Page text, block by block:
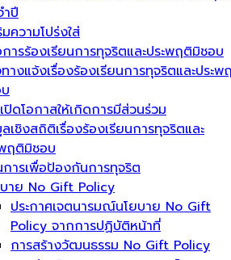
ำปี
ความโปร่งใส่
ารร้องเรียนการทุจริตและประพฤติมิชอบ
างแจ้งเรื่องร้องเรียนการทุจริตและประพ
ปิดโอกาสให้เกิดการมีส่วนร่วม
เชิงสถิติเรื่องร้องเรียนการทุจริตและ
ฤติมิชอบ
การเพื่อป้องกันการทุจริต
าย No Gift Policy
ประกาศเจตนารมณ์นโยบาย No Gift
Policy จากการปฏิบัติหน้าที่
การสร้างวัฒนธรรม No Gift Policy